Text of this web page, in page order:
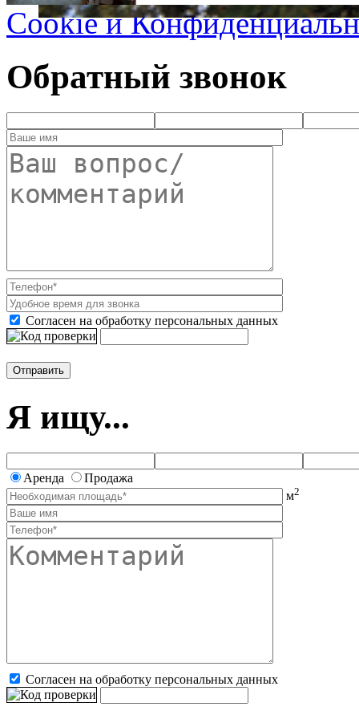
Cookie и
Обратный звонок
Согласен на обработку персональных данных
Я ищу...
Аренда
Продажа
м2
Согласен на обработку персональных данных